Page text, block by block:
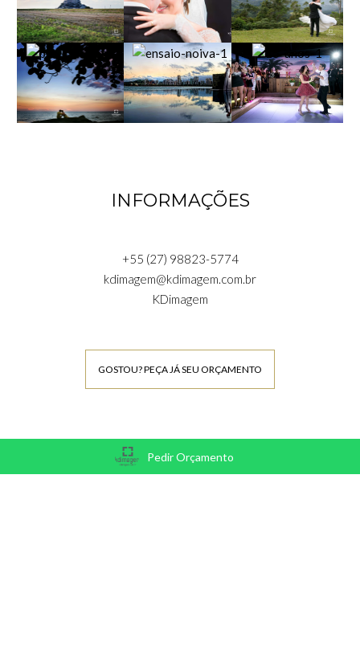
INFORMAÇÕES
+55 (27) 98823-5774
kdimagem@kdimagem.com.br
KDimagem
GOSTOU? PEÇA JÁ SEU ORÇAMENTO
Pedir Orçamento